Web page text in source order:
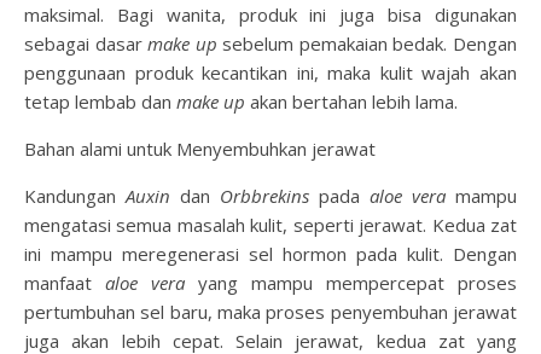
maksimal. Bagi wanita, produk ini juga bisa digunakan
sebagai dasarmake up sebelum pemakaian bedak. Dengan
penggunaan produk kecantikan ini, maka kulit wajah akan
tetap lembab dan make up akan bertahan lebih lama.
Bahan alami untuk Menyembuhkan jerawat
KandunganAuxin dan Orbbrekins pada aloe vera mampu
mengatasi semua masalah kulit, seperti jerawat. Kedua zat
ini mampu meregenerasi sel hormon pada kulit. Dengan
manfaat aloe vera yang mampu mempercepat proses
pertumbuhan sel baru, maka proses penyembuhan jerawat
juga akan lebih cepat. Selain jerawat, kedua zat yang